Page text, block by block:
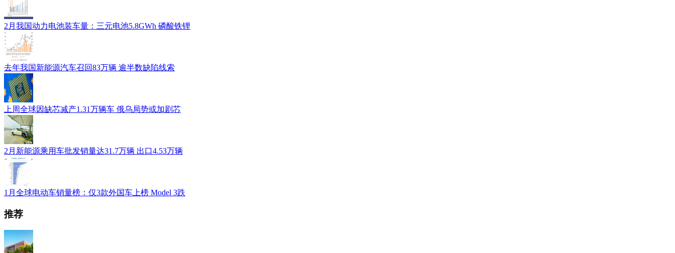
2月我国动力电池装车量：三元电池5.8GWh 磷酸铁锂
去年我国新能源汽车召回83万辆 逾半数缺陷线索
上周全球因缺芯减产1.31万辆车 俄乌局势或加剧芯
2月新能源乘用车批发销量达31.7万辆 出口4.53万辆
1月全球电动车销量榜：仅3款外国车上榜 Model 3跌
推荐